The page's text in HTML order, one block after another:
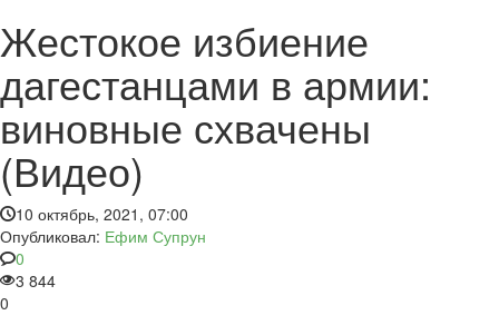
Жестокое избиение
дагестанцами в армии:
виновные схвачены
(Видео)
10 октябрь, 2021, 07:00
Опубликовал: Ефим Супрун
0
3 844
0